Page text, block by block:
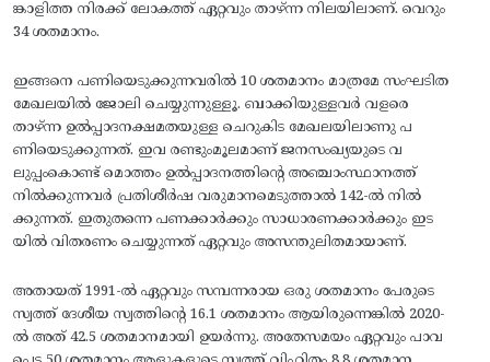
ങ്കാളിത്ത നിരക്ക് ലോകത്ത് ഏറ്റവും താഴ്ന്ന നിലയിലാണ്. വെറും
34 ശതമാനം.
ഇങ്ങനെ പണിയെടുക്കുന്നവരിൽ 10 ശതമാനം മാത്രമേ സംഘടിത
മേഖലയിൽ ജോലി ചെയ്യുന്നുള്ളൂ. ബാക്കിയുള്ളവർ വളരെ
താഴ്ന്ന ഉൽപ്പാദനക്ഷമതയുള്ള ചെറുകിട മേഖലയിലാണു പ
ണിയെടുക്കുന്നത്. ഇവ രണ്ടുംമൂലമാണ് ജനസംഖ്യയുടെ വ
ലുപ്പംകൊണ്ട് മൊത്തം ഉൽപ്പാദനത്തിന്റെ അഞ്ചാംസ്ഥാനത്ത്
നിൽക്കുന്നവർ പ്രതിശീർഷ വരുമാനമെടുത്താൽ 142-ൽ നിൽ
ക്കുന്നത്. ഇതുതന്നെ പണക്കാർക്കും സാധാരണക്കാർക്കും ഇട
യിൽ വിതരണം ചെയ്യുന്നത് ഏറ്റവും അസന്തുലിതമായാണ്.
അതായത് 1991-ൽ ഏറ്റവും സമ്പന്നരായ ഒരു ശതമാനം പേരുടെ
സ്വത്ത് ദേശീയ സ്വത്തിന്റെ 16.1 ശതമാനം ആയിരുന്നെങ്കിൽ 2020-
ൽ അത് 42.5 ശതമാനമായി ഉയർന്നു. അതേസമയം ഏറ്റവും പാവ